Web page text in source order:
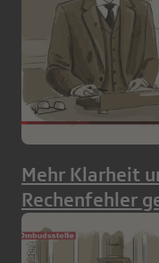
Mehr Klarheit
Rechenfehler